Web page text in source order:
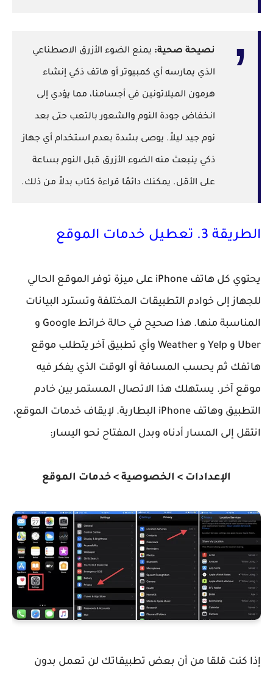
نصيحة صحية: يمنع الضوء الأزرق الاصطناعي
الذي يمارسه أي كمبيوتر أو هاتف ذكي إنشاء
هرمون الميلاتونين في أجسامنا، مما يؤدي إلى
انخفاض جودة النوم والشعور بالتعب حتى بعد
نوم جيد ليلاً. يوصى بشدة بعدم استخدام أي جهاز
ذكي ينبعث منه الضوء الأزرق قبل النوم بساعة
على الأقل. يمكنك دائمًا قراءة كتاب بدلاً من ذلك.
الطريقة 3. تعطيل خدمات الموقع
يحتوي كل هاتف iPhone على ميزة توفر الموقع الحالي
للجهاز إلى خوادم التطبيقات المختلفة وتسترد البيانات
المناسبة منها. هذا صحيح في حالة خرائط Google و
Uber و Yelp و Weather وأي تطبيق آخر يتطلب موقع
هاتفك ثم يحسب المسافة أو الوقت الذي يفكر فيه
موقع آخر. يستهلك هذا الاتصال المستمر بين خادم
التطبيق وهاتف iPhone البطارية. لإيقاف خدمات الموقع،
انتقل إلى المسار أدناه وبدل المفتاح نحو اليسار:
الإعدادات > الخصوصية > خدمات الموقع
إذا كنت قلقا من أن بعض تطبيقاتك لن تعمل بدون